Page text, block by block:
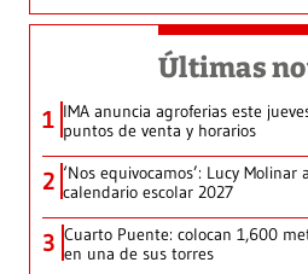
Últimas
1 IMA anuncia agroferias este
puntos de venta y horarios
2 ‘Nos equivocamos’: Lucy
calendario escolar 2027
3 Cuarto Puente: colocan 1,600
en una de sus torres